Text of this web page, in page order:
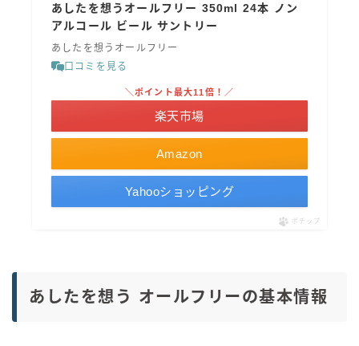
あしたを想うオールフリー 350ml 24本 ノン
アルコール ビール サントリー
あしたを想うオールフリー
口コミを見る
Amazon
＼ポイント最大11倍！／
楽天市場
Yahooショッピング
ポチップ
あしたを想う オールフリーの基本情報